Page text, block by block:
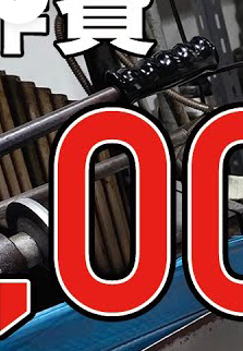
作費3,000円
ト / Heat
for under